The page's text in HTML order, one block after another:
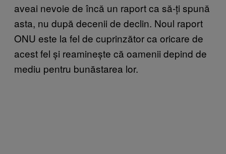
aveai nevoie de încă un raport ca să-ți spună
asta, nu după decenii de declin. Noul raport
ONU este la fel de cuprinzător ca oricare de
acest fel și reaminește că oamenii depind de
mediu pentru bunăstarea lor.